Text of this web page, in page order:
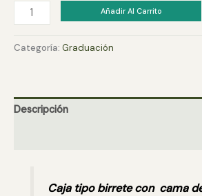
Birrete
Rosas
cantidad
Añadir Al Carrito
Categoría: Graduación
Descripción
Caja tipo birrete con cama